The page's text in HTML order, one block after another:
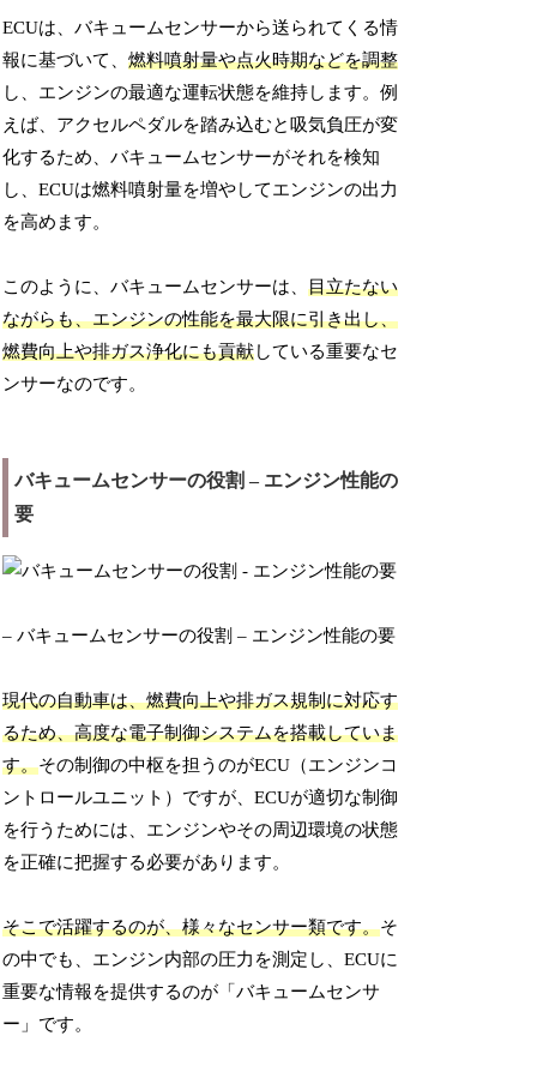
ECUは、バキュームセンサーから送られてくる情
報に基づいて、燃料噴射量や点火時期などを調整
し、エンジンの最適な運転状態を維持します。例
えば、アクセルペダルを踏み込むと吸気負圧が変
化するため、バキュームセンサーがそれを検知
し、ECUは燃料噴射量を増やしてエンジンの出力
を高めます。
このように、バキュームセンサーは、目立たない
ながらも、エンジンの性能を最大限に引き出し、
燃費向上や排ガス浄化にも貢献している重要なセ
ンサーなのです。
バキュームセンサーの役割 – エンジン性能の
要
– バキュームセンサーの役割 – エンジン性能の要
現代の自動車は、燃費向上や排ガス規制に対応す
るため、高度な電子制御システムを搭載していま
す。その制御の中枢を担うのがECU（エンジンコ
ントロールユニット）ですが、ECUが適切な制御
を行うためには、エンジンやその周辺環境の状態
を正確に把握する必要があります。
そこで活躍するのが、様々なセンサー類です。そ
の中でも、エンジン内部の圧力を測定し、ECUに
重要な情報を提供するのが「バキュームセンサ
ー」です。